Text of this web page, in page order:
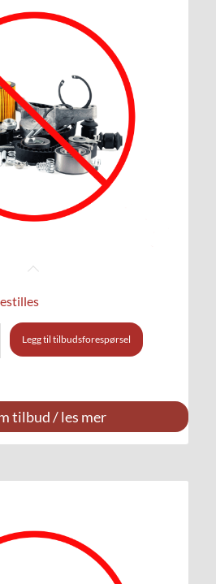
Legg til tilbudsforespørsel
tilbud / les mer